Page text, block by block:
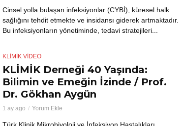
Cinsel yolla bulaşan infeksiyonlar (CYBİ), küresel halk
sağlığını tehdit etmekte ve insidansı giderek artmaktadır.
Bu infeksiyonların yönetiminde, tedavi stratejileri...
KLİMİK VIDEO
KLİMİK Derneği 40 Yaşında:
Bilimin ve Emeğin İzinde / Prof.
Dr. Gökhan Aygün
1 ay ago Yorum Ekle
Türk Klinik Mikrobiyoloji ve İnfeksiyon Hastalıkları